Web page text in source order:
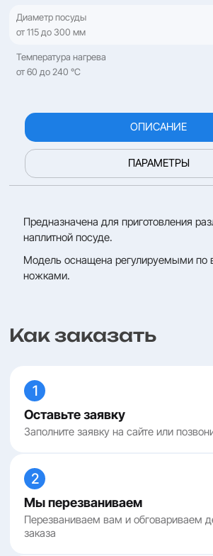
Диаметр посуды
от 115 до 300 мм
Температура нагрева
от 60 до 240 °C
ОПИСАНИЕ
ПАРАМЕТРЫ
Предназначена для приготовления
наплитной посуде.
Модель оснащена регулируемыми по
ножками.
Как заказать
1
Оставьте заявку
Заполните заявку на сайте или
2
Мы перезваниваем
Перезваниваем вам и обговариваем
заказа